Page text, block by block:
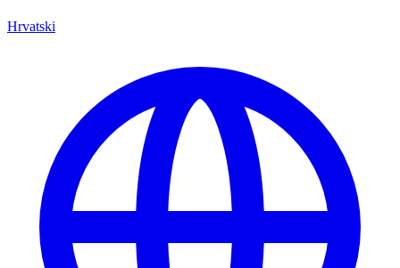
Hrvatski